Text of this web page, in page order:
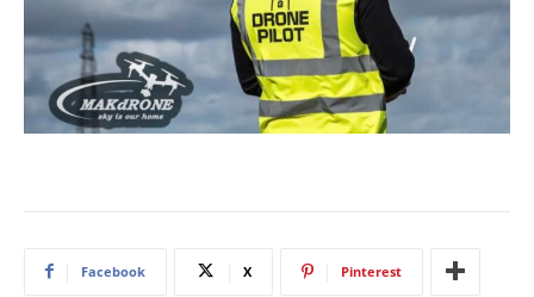
Facebook X Pinterest